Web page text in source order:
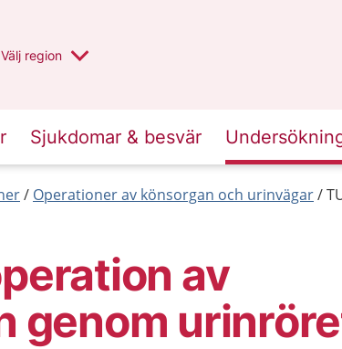
Du har valt region
Välj en annan
region
Sjukdomar & besvär
Operationer av könsorgan och urinvägar
av
genom